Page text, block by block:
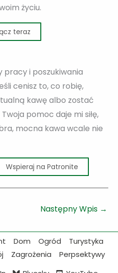
życiu.
teraz
pracy i poszukiwania
cenisz to, co robię,
kawę albo zostać
pomoc daje mi siłę,
mocna kawa wcale nie
Wspieraj na Patronite
Następny Wpis →
Dom Ogród
Turystyka
Zagrożenia
Perpsektywy